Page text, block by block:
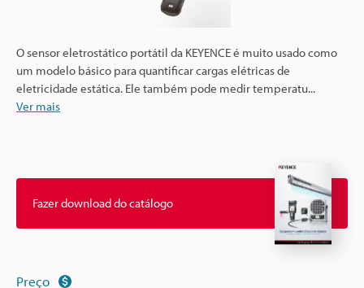
O sensor eletrostático portátil da KEYENCE é muito usado como
um modelo básico para quantificar cargas elétricas de
eletricidade estática. Ele também pode medir temperatu...
Ver mais
Fazer download do catálogo
Preço